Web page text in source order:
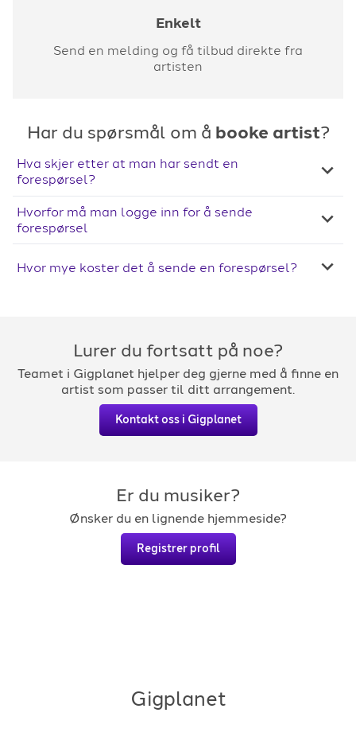
Enkelt
Send en melding og få tilbud direkte fra
artisten
Har du spørsmål om å booke artist?
Hva skjer etter at man har sendt en
forespørsel?
Hvorfor må man logge inn for å sende
forespørsel
Hvor mye koster det å sende en forespørsel?
Lurer du fortsatt på noe?
Teamet i Gigplanet hjelper deg gjerne med å finne en
artist som passer til ditt arrangement.
Kontakt oss i Gigplanet
Er du musiker?
Ønsker du en lignende hjemmeside?
Registrer profil
Gigplanet